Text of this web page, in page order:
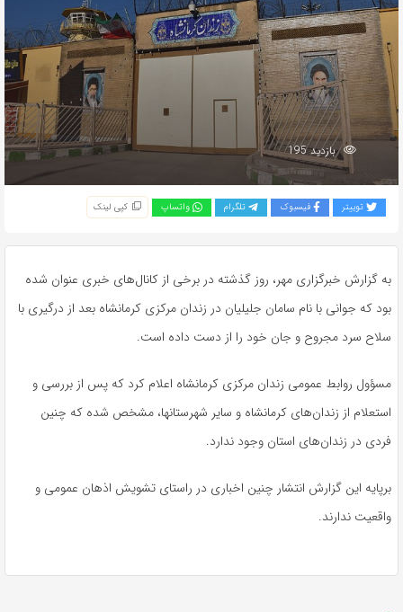
بازدید 195
توییتر فیسبوک تلگرام واتساپ کپی لینک
به گزارش خبرگزاری مهر، روز گذشته در برخی از کانال‌های خبری عنوان شده
بود که جوانی با نام سامان جلیلیان در زندان مرکزی کرمانشاه بعد از درگیری با
سلاح سرد مجروح و جان خود را از دست داده است.
مسؤول روابط عمومی زندان مرکزی کرمانشاه اعلام کرد که پس از بررسی و
استعلام از زندان‌های کرمانشاه و سایر شهرستانها، مشخص شده که چنین
فردی در زندان‌های استان وجود ندارد.
برپایه این گزارش انتشار چنین اخباری در راستای تشویش اذهان عمومی و
واقعیت ندارند.